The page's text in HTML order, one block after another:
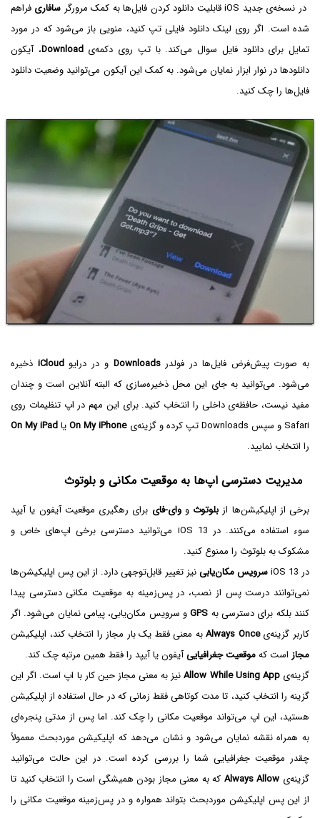
در نسخه‌ی جدید iOS قابلیت دانلود کردن فایل‌ها به کمک مرورگر سافاری فراهم
شده است. اگر روی لینک دانلود فایلی تپ کنید، منویی باز می‌شود که در مورد
تمایل برای دانلود فایل سوال می‌کند. با تپ روی دکمه‌یDownload، آیکون
دانلودها در نوار ابزار نمایان می‌شود. به کمک این آیکون می‌توانید وضعیت دانلود
فایل‌ها را چک کنید.
به صورت پیش‌فرض فایل‌ها در فولدرDownloads و در درایوiCloud ذخیره
می‌شود. می‌توانید به جای این محل ذخیره‌سازی که البته آنلاین است و چندان
مفید نیست، حافظه‌ی داخلی را انتخاب کنید. برای این مهم در اپ تنظیمات روی
Safari و سپس Downloads تپ کرده و گزینه‌ی
On My iPhoneیاOn My iPad
را انتخاب نمایید.
مدیریت دسترسی اپ‌ها به موقعیت مکانی و بلوتوث
برخی از اپلیکیشن‌ها از بلوتوث ووای-فای برای رهگیری موقعیت آیفون یا آیپد
سوء استفاده می‌کنند. در iOS 13 می‌توانید دسترسی برخی اپ‌های خاص و
مشکوک به بلوتوث را ممنوع کنید.
در iOS 13
سرویس مکان‌یابینیز تغییر قابل‌توجهی دارد. از این پس اپلیکیشن‌ها
نمی‌توانند درست پس از نصب، در پس‌زمینه به موقعیت مکانی دسترسی پیدا
کنند بلکه برای دسترسی به GPSو سرویس مکان‌یابی، پیامی نمایان می‌شود. اگر
کاربر گزینه‌یAlways Onceبه معنی فقط یک بار مجاز را انتخاب کند، اپلیکیشن
مجاز است کهموقعیت جغرافیاییآیفون یا آیپد را فقط همین مرتبه چک کند.
گزینه‌یAllow While Using Appنیز به معنی مجاز حین کار با اپ است. اگر این
گزینه را انتخاب کنید، تا مدت کوتاهی فقط زمانی که در حال استفاده از اپلیکیشن
هستید، این اپ می‌تواند موقعیت مکانی را چک کند. اما پس از مدتی پنجره‌ای
به همراه نقشه نمایان می‌شود و نشان می‌دهد که اپلیکیشن موردبحث معمولاً
چقدر موقعیت جغرافیایی شما را بررسی کرده است. در این حالت می‌توانید
گزینه‌ی Always Allow که به معنی مجاز بودن همیشگی است را انتخاب کنید تا
از این پس اپلیکیشن موردبحث بتواند همواره و در پس‌زمینه موقعیت مکانی را